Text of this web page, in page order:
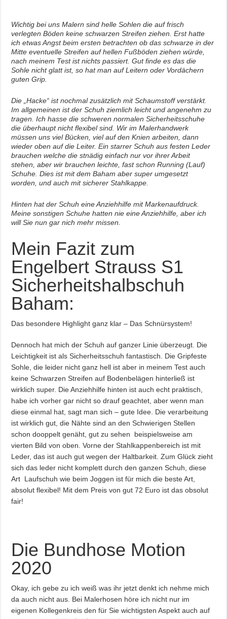
Wichtig bei uns Malern sind helle Sohlen die auf frisch
verlegten Böden keine schwarzen Streifen ziehen. Erst hatte
ich etwas Angst beim ersten betrachten ob das schwarze in der
Mitte eventuelle Streifen auf hellen Fußböden ziehen würde,
nach meinem Test ist nichts passiert. Gut finde es das die
Sohle nicht glatt ist, so hat man auf Leitern oder Vordächern
guten Grip.
Die „Hacke“ ist nochmal zusätzlich mit Schaumstoff verstärkt.
Im allgemeinen ist der Schuh ziemlich leicht und angenehm zu
tragen. Ich hasse die schweren normalen Sicherheitsschuhe
die überhaupt nicht flexibel sind. Wir im Malerhandwerk
müssen uns viel Bücken, viel auf den Knien arbeiten, dann
wieder oben auf die Leiter. Ein starrer Schuh aus festen Leder
brauchen welche die stnädig einfach nur vor ihrer Arbeit
stehen, aber wir brauchen leichte, fast schon Running (Lauf)
Schuhe. Dies ist mit dem Baham aber super umgesetzt
worden, und auch mit sicherer Stahlkappe.
Hinten hat der Schuh eine Anziehhilfe mit Markenaufdruck.
Meine sonstigen Schuhe hatten nie eine Anziehhilfe, aber ich
will Sie nun gar nich mehr missen.
Mein Fazit zum
Engelbert Strauss S1
Sicherheitshalbschuh
Baham:
Das besondere Highlight ganz klar – Das Schnürsystem!
Dennoch hat mich der Schuh auf ganzer Linie überzeugt. Die
Leichtigkeit ist als Sicherheitsschuh fantastisch. Die Gripfeste
Sohle, die leider nicht ganz hell ist aber in meinem Test auch
keine Schwarzen Streifen auf Bodenbelägen hinterließ ist
wirklich super. Die Anziehhilfe hinten ist auch echt praktisch,
habe ich vorher gar nicht so drauf geachtet, aber wenn man
diese einmal hat, sagt man sich – gute Idee. Die verarbeitung
ist wirklich gut, die Nähte sind an den Schwierigen Stellen
schon dooppelt genäht, gut zu sehen beispielsweise am
vierten Bild von oben. Vorne der Stahlkappenbereich ist mit
Leder, das ist auch gut wegen der Haltbarkeit. Zum Glück zieht
sich das leder nicht komplett durch den ganzen Schuh, diese
Art Laufschuh wie beim Joggen ist für mich die beste Art,
absolut flexibel! Mit dem Preis von gut 72 Euro ist das obsolut
fair!
Die Bundhose Motion
2020
Okay, ich gebe zu ich weiß was ihr jetzt denkt ich nehme mich
da auch nicht aus. Bei Malerhosen höre ich nicht nur im
eigenen Kollegenkreis den für Sie wichtigsten Aspekt auch auf